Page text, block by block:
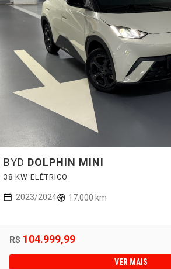
BYD DOLPHIN MINI
38 KW ELÉTRICO
2023/2024 17.000 km
R$ 104.999,99
VER MAIS